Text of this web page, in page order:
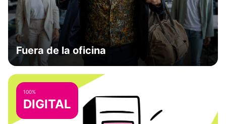
Fuera de la oficina
100%
DIGITAL